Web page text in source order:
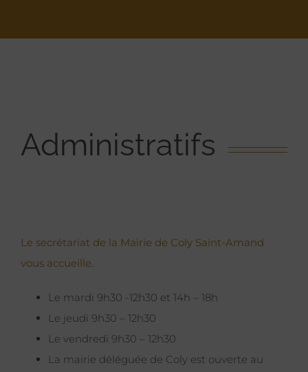
Administratifs
Le secrétariat de la Mairie de Coly Saint-Amand
vous accueille.
Le mardi 9h30 -12h30 et 14h – 18h
Le jeudi 9h30 – 12h30
Le vendredi 9h30 – 12h30
La mairie déléguée de Coly est ouverte au